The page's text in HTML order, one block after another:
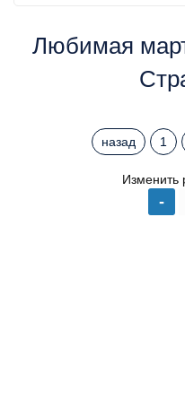
Любимая
назад 1
Изменить